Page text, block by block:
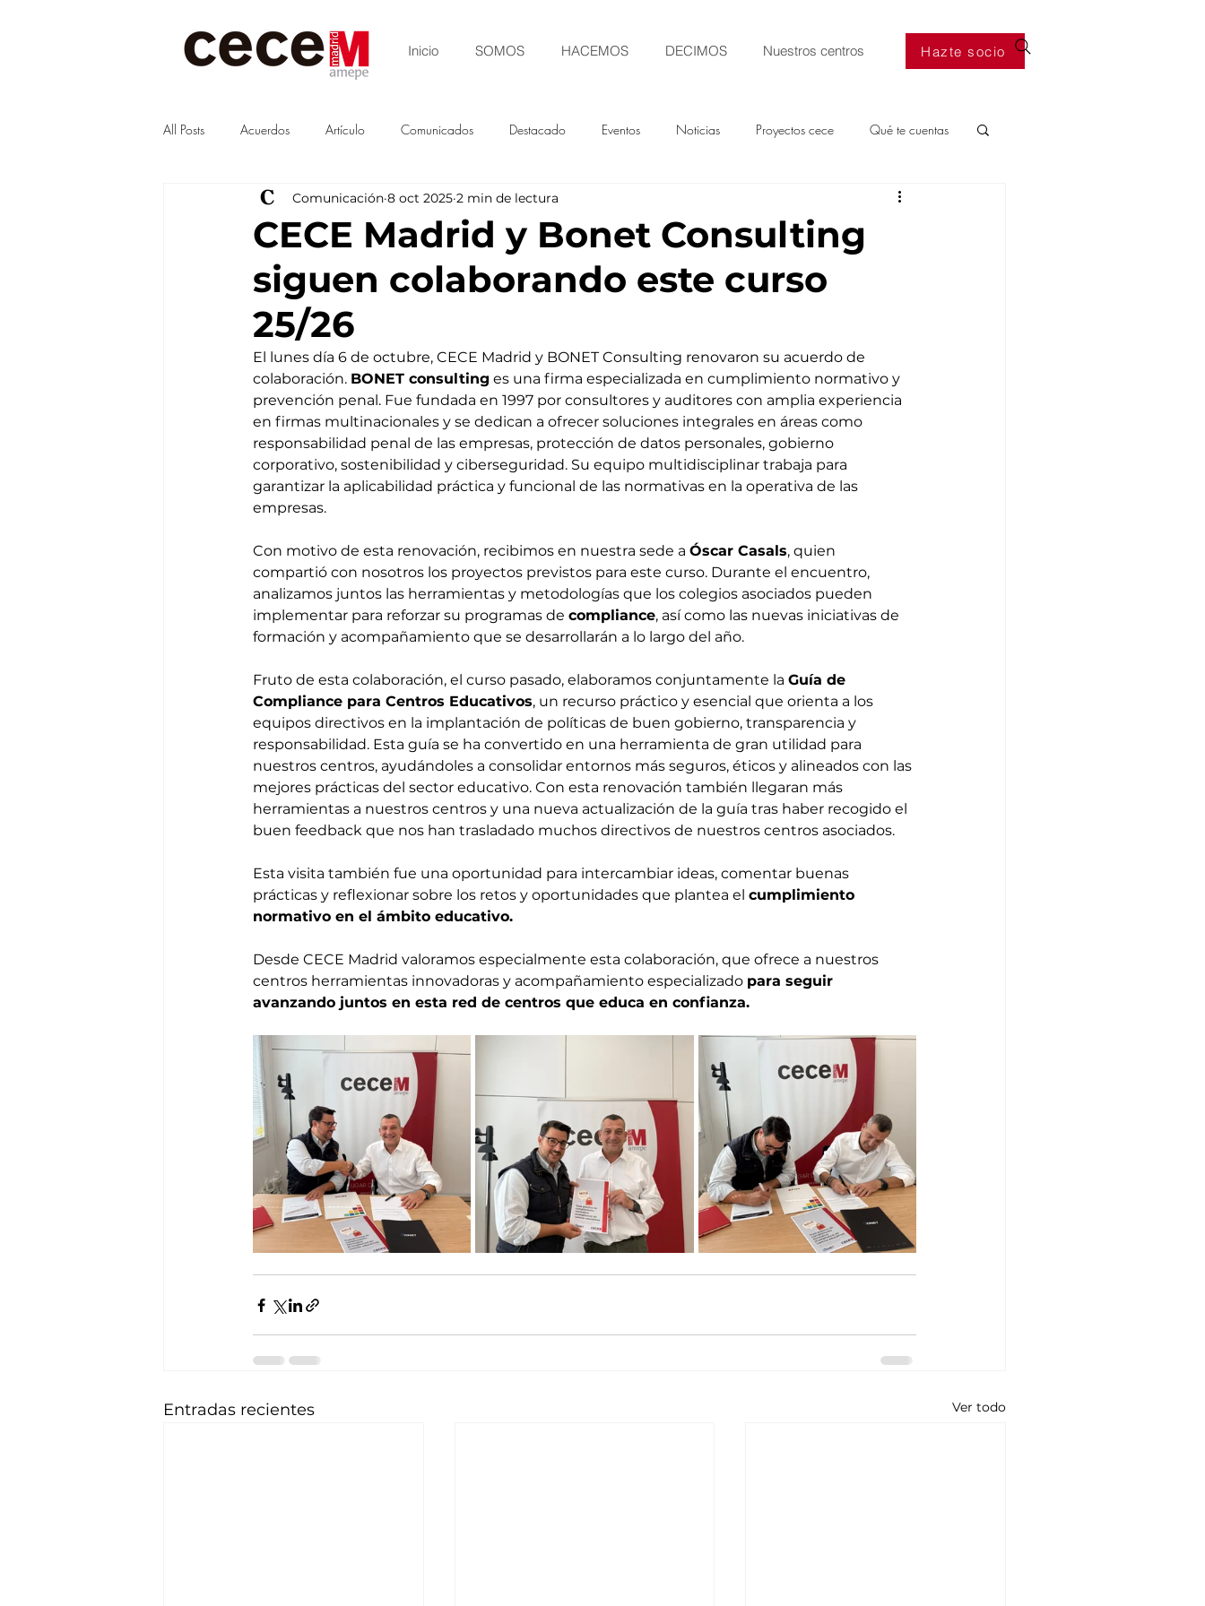
Inicio SOMOS HACEMOS DECIMOS Nuestros centros Hazte socio
All Posts Acuerdos Artículo Comunicados Destacado Eventos Noticias Proyectos cece Qué te cuentas
junta Guías
CECE Madrid y Bonet Consulting
siguen colaborando este curso
25/26
Comunicación 8 oct 2025 2 min de lectura
El lunes día 6 de octubre, CECE Madrid y BONET Consulting renovaron su acuerdo de
colaboración. BONET consulting es una firma especializada en cumplimiento normativo y
prevención penal. Fue fundada en 1997 por consultores y auditores con amplia experiencia
en firmas multinacionales y se dedican a ofrecer soluciones integrales en áreas como
responsabilidad penal de las empresas, protección de datos personales, gobierno
corporativo, sostenibilidad y ciberseguridad. Su equipo multidisciplinar trabaja para
garantizar la aplicabilidad práctica y funcional de las normativas en la operativa de las
empresas.
Con motivo de esta renovación, recibimos en nuestra sede a Óscar Casals, quien
compartió con nosotros los proyectos previstos para este curso. Durante el encuentro,
analizamos juntos las herramientas y metodologías que los colegios asociados pueden
implementar para reforzar su programas de compliance, así como las nuevas iniciativas de
formación y acompañamiento que se desarrollarán a lo largo del año.
Fruto de esta colaboración, el curso pasado, elaboramos conjuntamente la Guía de
Compliance para Centros Educativos, un recurso práctico y esencial que orienta a los
equipos directivos en la implantación de políticas de buen gobierno, transparencia y
responsabilidad. Esta guía se ha convertido en una herramienta de gran utilidad para
nuestros centros, ayudándoles a consolidar entornos más seguros, éticos y alineados con las
mejores prácticas del sector educativo. Con esta renovación también llegaran más
herramientas a nuestros centros y una nueva actualización de la guía tras haber recogido el
buen feedback que nos han trasladado muchos directivos de nuestros centros asociados.
Esta visita también fue una oportunidad para intercambiar ideas, comentar buenas
prácticas y reflexionar sobre los retos y oportunidades que plantea el cumplimiento
normativo en el ámbito educativo.
Desde CECE Madrid valoramos especialmente esta colaboración, que ofrece a nuestros
centros herramientas innovadoras y acompañamiento especializado para seguir
avanzando juntos en esta red de centros que educa en confianza.
Entradas recientes Ver todo